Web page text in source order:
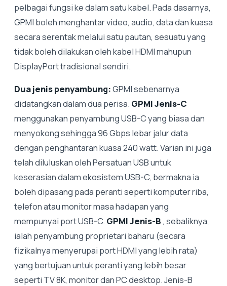
pelbagai fungsi ke dalam satu kabel. Pada dasarnya,
GPMI boleh menghantar video, audio, data dan kuasa
secara serentak melalui satu pautan, sesuatu yang
tidak boleh dilakukan oleh kabel HDMI mahupun
DisplayPort tradisional sendiri.
Dua jenis penyambung:GPMI sebenarnya
didatangkan dalam dua perisa. GPMI Jenis-C
menggunakan penyambung USB-C yang biasa dan
menyokong sehingga 96 Gbps lebar jalur data
dengan penghantaran kuasa 240 watt. Varian ini juga
telah diluluskan oleh Persatuan USB untuk
keserasian dalam ekosistem USB-C, bermakna ia
boleh dipasang pada peranti seperti komputer riba,
telefon atau monitor masa hadapan yang
mempunyai port USB-C. GPMI Jenis-B , sebaliknya,
ialah penyambung proprietari baharu (secara
fizikalnya menyerupai port HDMI yang lebih rata)
yang bertujuan untuk peranti yang lebih besar
seperti TV 8K, monitor dan PC desktop. Jenis-B